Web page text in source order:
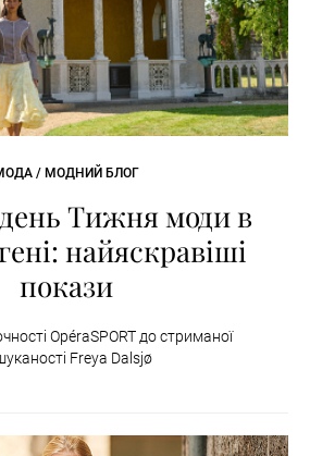
/ МОДНИЙ БЛОГ
Тижня моди в
найяскравіші
покази
OpéraSPORT до стриманої
Freya Dalsjø